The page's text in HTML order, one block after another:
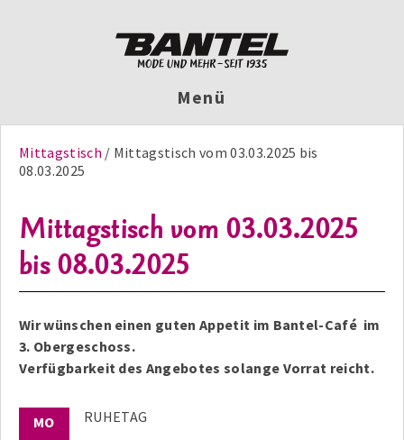
Menü
Mittagstisch
Mittagstisch vom 03.03.2025 bis
08.03.2025
Mittagstisch vom 03.03.2025
bis 08.03.2025
Wir wünschen einen guten Appetit im Bantel-Café im
3. Obergeschoss.
Verfügbarkeit des Angebotes solange Vorrat reicht.
MO RUHETAG